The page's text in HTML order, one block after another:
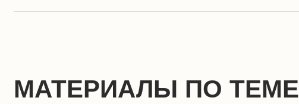
МАТЕРИАЛЫ ПО ТЕМЕ